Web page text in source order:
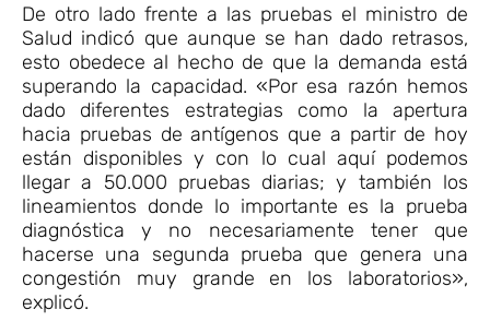
De otro lado frente a las pruebas el ministro de
Salud indicó que aunque se han dado retrasos,
esto obedece al hecho de que la demanda está
superando la capacidad. «Por esa razón hemos
dado diferentes estrategias como la apertura
hacia pruebas de antígenos que a partir de hoy
están disponibles y con lo cual aquí podemos
llegar a 50.000 pruebas diarias; y también los
lineamientos donde lo importante es la prueba
diagnóstica y no necesariamente tener que
hacerse una segunda prueba que genera una
congestión muy grande en los laboratorios»,
explicó.